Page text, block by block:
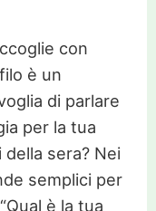
con
è un
di parlare
per la tua
sera? Nei
semplici per
è la tua